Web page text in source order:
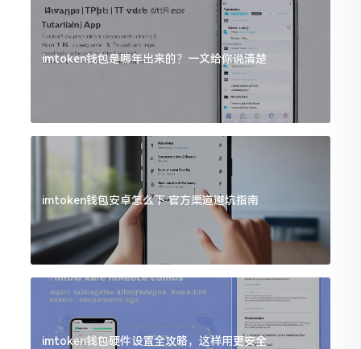
imtoken钱包是哪年出来的？一文给你说清楚
imtoken钱包安卓怎么下 官方渠道避坑指南
imtoken钱包硬件设置全攻略，这样用更安全